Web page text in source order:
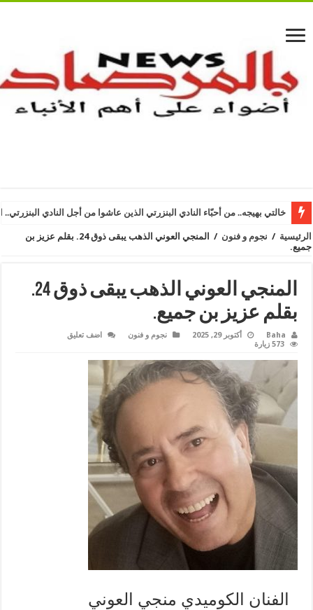
خالتي بهيجه.. من أحبّاء النادي البنزرتي الذين عاشوا من أجل النادي البنزرتي..
الرئيسية / نجوم و فنون /
المنجي العوني الذهب يبقى ذوق 24. بقلم عزيز بن
جميع.
المنجي العوني الذهب يبقى ذوق 24.
بقلم عزيز بن جميع.
Baha أكتوبر 29, 2025 نجوم و فنون
اضف تعليق
573 زيارة
الفنان الكوميدي منجي العوني